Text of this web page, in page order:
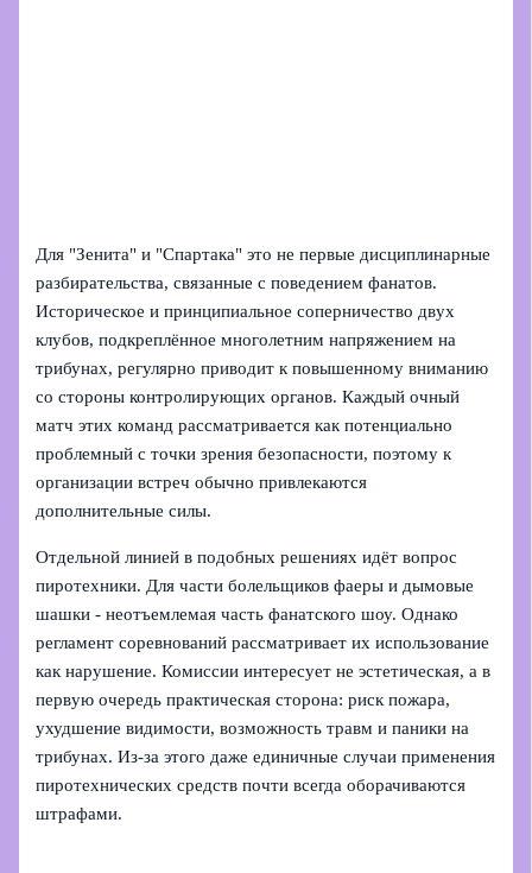
Для "Зенита" и "Спартака" это не первые дисциплинарные
разбирательства, связанные с поведением фанатов.
Историческое и принципиальное соперничество двух
клубов, подкреплённое многолетним напряжением на
трибунах, регулярно приводит к повышенному вниманию
со стороны контролирующих органов. Каждый очный
матч этих команд рассматривается как потенциально
проблемный с точки зрения безопасности, поэтому к
организации встреч обычно привлекаются
дополнительные силы.
Отдельной линией в подобных решениях идёт вопрос
пиротехники. Для части болельщиков фаеры и дымовые
шашки - неотъемлемая часть фанатского шоу. Однако
регламент соревнований рассматривает их использование
как нарушение. Комиссии интересует не эстетическая, а в
первую очередь практическая сторона: риск пожара,
ухудшение видимости, возможность травм и паники на
трибунах. Из‑за этого даже единичные случаи применения
пиротехнических средств почти всегда оборачиваются
штрафами.